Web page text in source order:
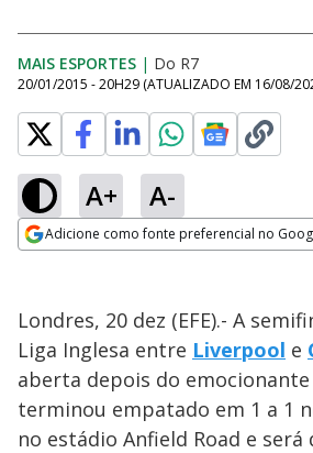
MAIS ESPORTES | Do R7
20/01/2015 - 20H29 (ATUALIZADO EM 16/08/
A+ A-
Adicione como fonte preferencial no
Londres, 20 dez (EFE).- A
Liga Inglesa entre Liverpool e
aberta depois do
terminou empatado em 1 a 1
no estádio Anfield Road e será